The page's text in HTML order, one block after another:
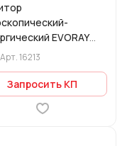
EVORAY
Арт.16213
Запросить КП